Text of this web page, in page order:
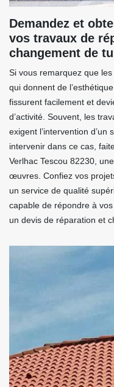
Demandez et
vos travaux de
changement de
Si vous remarquez que
qui donnent de
fissurent facilement et
d’activité. Souvent, les
exigent l’intervention
intervenir dans ce cas,
Verlhac Tescou 82230,
œuvres. Confiez vos
un service de qualité
capable de répondre à
un devis de réparation et